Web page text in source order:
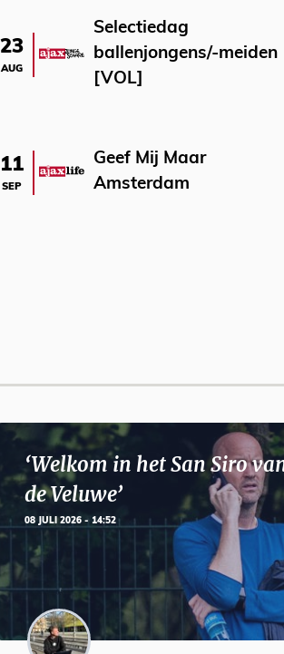
23
AUG
Selectiedag
ballenjongens/-meiden
[VOL]
11
SEP
Geef Mij Maar
Amsterdam
‘Welkom in het San Siro
de Veluwe’
08 JULI 2026 - 14:52